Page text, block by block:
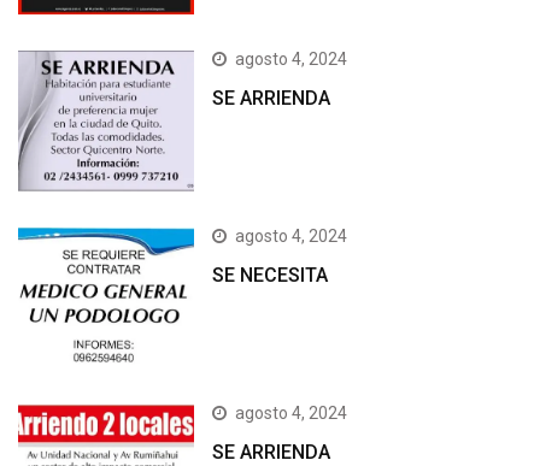
agosto 4, 2024
SE ARRIENDA
agosto 4, 2024
SE NECESITA
agosto 4, 2024
SE ARRIENDA